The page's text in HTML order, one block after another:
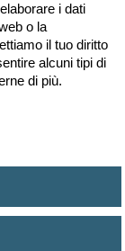
gli orari sono
i dati
o la
il tuo diritto
alcuni tipi di
di più.